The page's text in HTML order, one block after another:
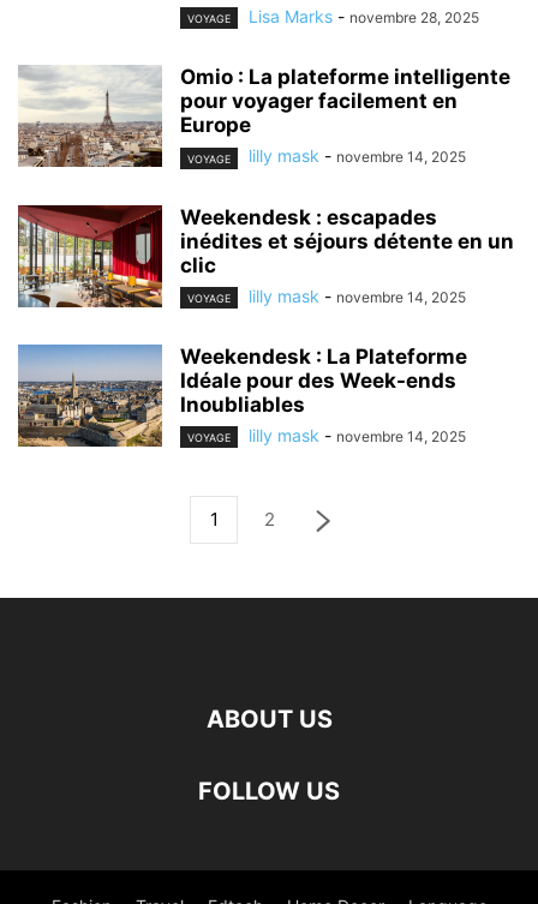
VOYAGE Lisa Marks - novembre 28, 2025
Omio : La plateforme intelligente
pour voyager facilement en
Europe
VOYAGE lilly mask - novembre 14, 2025
Weekendesk : escapades
inédites et séjours détente en un
clic
VOYAGE lilly mask - novembre 14, 2025
Weekendesk : La Plateforme
Idéale pour des Week-ends
Inoubliables
VOYAGE lilly mask - novembre 14, 2025
1 2
ABOUT US
FOLLOW US